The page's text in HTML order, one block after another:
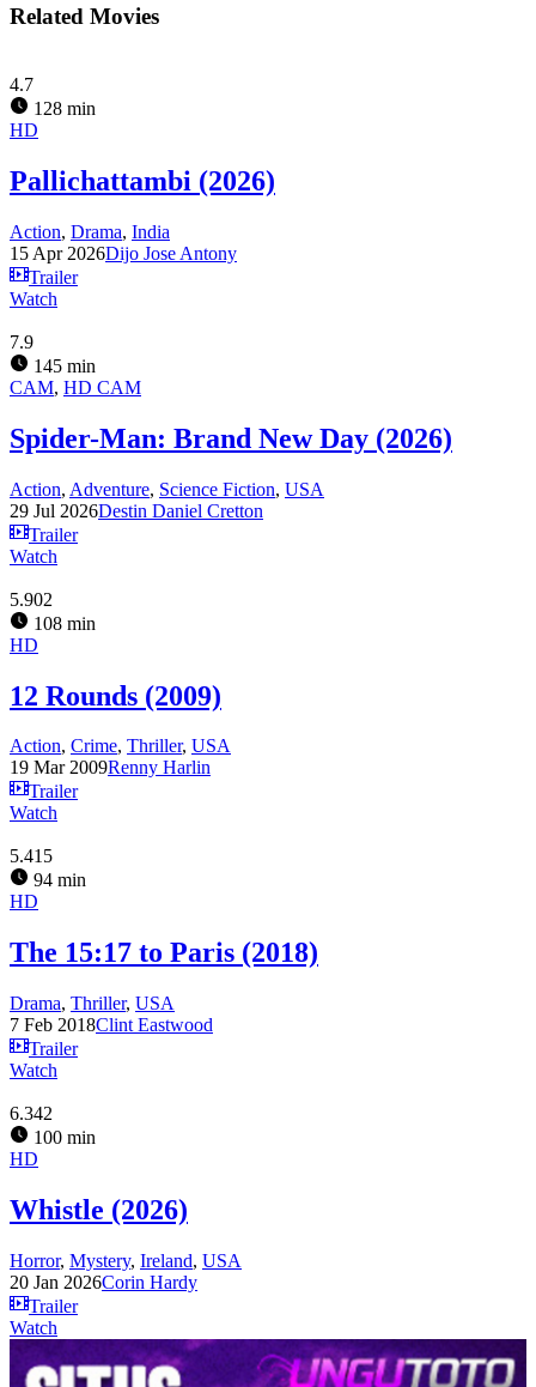
Related Movies
4.7
128 min
HD
Pallichattambi (2026)
Action, Drama, India
15 Apr 2026Dijo Jose Antony
Trailer
Watch
7.9
145 min
CAM, HD CAM
Spider-Man: Brand New Day (2026)
Action, Adventure, Science Fiction, USA
29 Jul 2026Destin Daniel Cretton
Trailer
Watch
5.902
108 min
HD
12 Rounds (2009)
Action, Crime, Thriller, USA
19 Mar 2009Renny Harlin
Trailer
Watch
5.415
94 min
HD
The 15:17 to Paris (2018)
Drama, Thriller, USA
7 Feb 2018Clint Eastwood
Trailer
Watch
6.342
100 min
HD
Whistle (2026)
Horror, Mystery, Ireland, USA
20 Jan 2026Corin Hardy
Trailer
Watch